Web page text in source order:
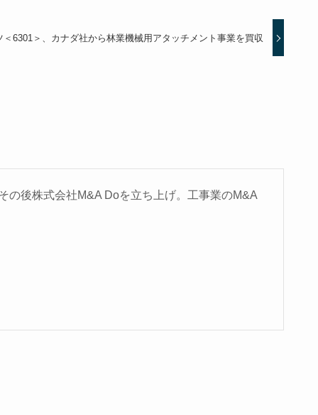
＜6301＞、カナダ社から林業機械用アタッチメント事業を買収
の後株式会社M&A Doを立ち上げ。工事業のM&A